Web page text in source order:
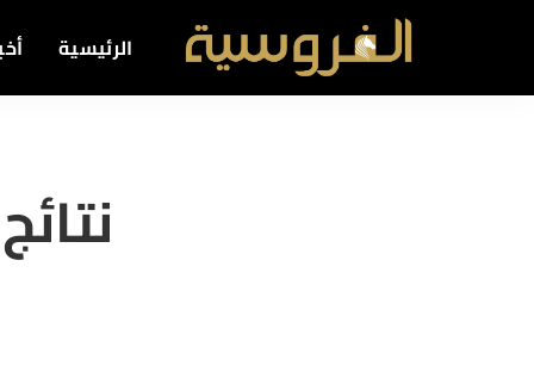
الرئيسية